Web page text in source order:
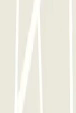
se garer
garer
garer